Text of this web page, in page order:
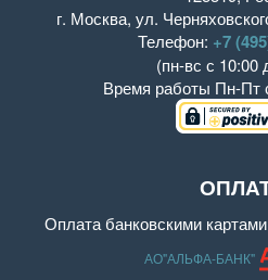
г. Москва, ул.
Телефон: +7
(пн-вс с 10:00
Время работы Пн-Пт
Оплата банковскими
АО"АЛЬФА-БАНК"